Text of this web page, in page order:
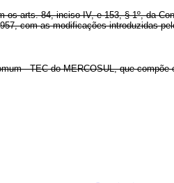
arts. 84, inciso IV, e 153, § 1º, da
com as modificações introduzidas
- TEC do MERCOSUL, que compõe